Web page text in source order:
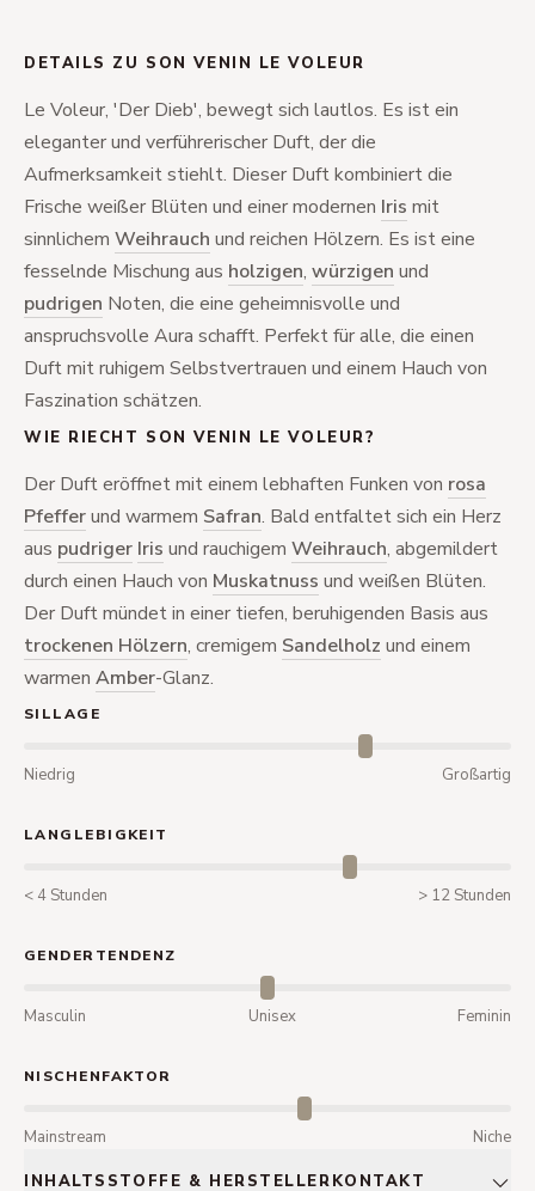
DETAILS ZU SON VENIN LE VOLEUR
Le Voleur, 'Der Dieb', bewegt sich lautlos. Es ist ein
eleganter und verführerischer Duft, der die
Aufmerksamkeit stiehlt. Dieser Duft kombiniert die
Frische weißer Blüten und einer modernen Iris mit
sinnlichem Weihrauch und reichen Hölzern. Es ist eine
fesselnde Mischung aus holzigen, würzigen und
pudrigen Noten, die eine geheimnisvolle und
anspruchsvolle Aura schafft. Perfekt für alle, die einen
Duft mit ruhigem Selbstvertrauen und einem Hauch von
Faszination schätzen.
WIE RIECHT SON VENIN LE VOLEUR?
Der Duft eröffnet mit einem lebhaften Funken von rosa
Pfefferund warmem Safran. Bald entfaltet sich ein Herz
aus pudriger Iris und rauchigem Weihrauch, abgemildert
durch einen Hauch von Muskatnuss und weißen Blüten.
Der Duft mündet in einer tiefen, beruhigenden Basis aus
trockenen Hölzern, cremigem Sandelholz und einem
warmen Amber-Glanz.
SILLAGE
Niedrig Großartig
LANGLEBIGKEIT
< 4 Stunden > 12 Stunden
GENDERTENDENZ
Masculin Unisex Feminin
NISCHENFAKTOR
Mainstream Niche
INHALTSSTOFFE & HERSTELLERKONTAKT